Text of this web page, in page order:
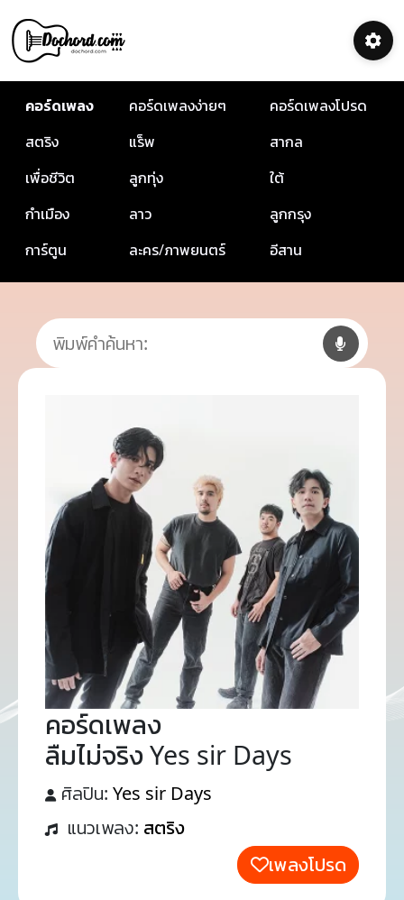
คอร์ดเพลง คอร์ดเพลงง่ายๆ
คอร์ดเพลงโปรด
สตริง
แร็พ
สากล
เพื่อชีวิต
ลูกทุ่ง
ใต้
กำเมือง
ลาว
ลูกกรุง
การ์ตูน
ละคร/ภาพยนตร์ อีสาน
คอร์ดเพลง
ลืมไม่จริง Yes sir Days
ศิลปิน: Yes sir Days
แนวเพลง: สตริง
เพลงโปรด